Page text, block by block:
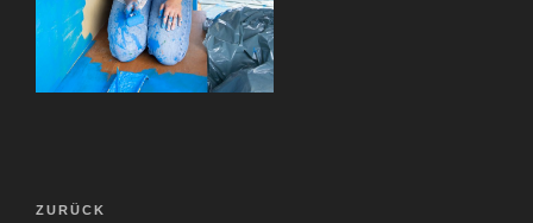
Beitragsnavigation
Vorheriger
ZURÜCK